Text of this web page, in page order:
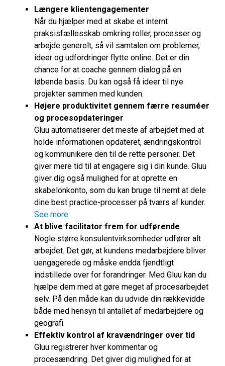
Længere klientengagementer
Når du hjælper med at skabe et internt
praksisfællesskab omkring roller, processer og
arbejde generelt, så vil samtalen om problemer,
ideer og udfordringer flytte online. Det er din
chance for at coache gennem dialog på en
løbende basis. Du kan også få ideer til nye
projekter sammen med kunden.
Højere produktivitet gennem færre resuméer
og procesopdateringer
Gluu automatiserer det meste af arbejdet med at
holde informationen opdateret, ændringskontrol
og kommunikere den til de rette personer. Det
giver mere tid til at engagere sig i din kunde. Gluu
giver dig også mulighed for at oprette en
skabelonkonto, som du kan bruge til nemt at dele
dine best practice-processer på tværs af kunder.
See more
At blive facilitator frem for udførende
Nogle større konsulentvirksomheder udfører alt
arbejdet. Det gør, at kundens medarbejdere bliver
uengagerede og måske endda fjendtligt
indstillede over for forandringer. Med Gluu kan du
hjælpe dem med at gøre meget af procesarbejdet
selv. På den måde kan du udvide din rækkevidde
både med hensyn til antallet af medarbejdere og
geografi.
Effektiv kontrol af kravændringer over tid
Gluu registrerer hver kommentar og
procesændring. Det giver dig mulighed for at